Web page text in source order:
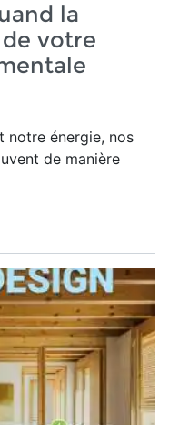
la
votre
notre énergie, nos
de manière